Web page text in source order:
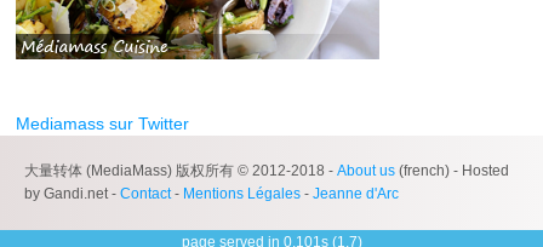
Mediamass sur Twitter
大量转体 (MediaMass) 版权所有 © 2012-2018 - About us (french) - Hosted
by Gandi.net - Contact- Mentions Légales - Jeanne d'Arc
page served in 0.101s (1,7)